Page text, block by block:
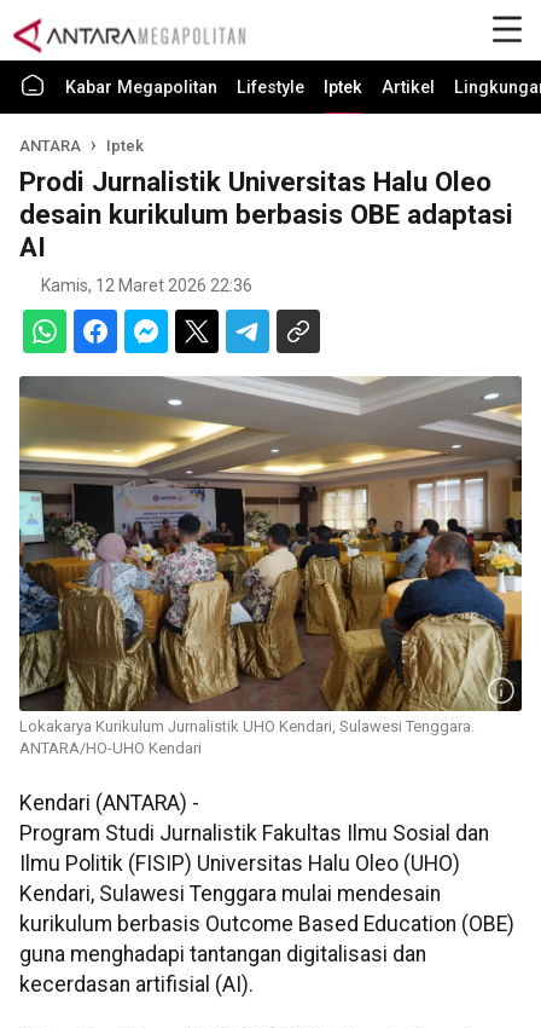
Kabar Megapolitan Lifestyle Iptek Artikel
ANTARA Iptek
Prodi Jurnalistik Universitas Halu Oleo
desain kurikulum berbasis OBE adaptasi
AI
Kamis, 12 Maret 2026 22:36
Lokakarya Kurikulum Jurnalistik UHO Kendari, Sulawesi Tenggara.
ANTARA/HO-UHO Kendari
Kendari (ANTARA) -
Program Studi Jurnalistik Fakultas Ilmu Sosial dan
Ilmu Politik (FISIP) Universitas Halu Oleo (UHO)
Kendari, Sulawesi Tenggara mulai mendesain
kurikulum berbasis Outcome Based Education (OBE)
guna menghadapi tantangan digitalisasi dan
kecerdasan artifisial (AI).